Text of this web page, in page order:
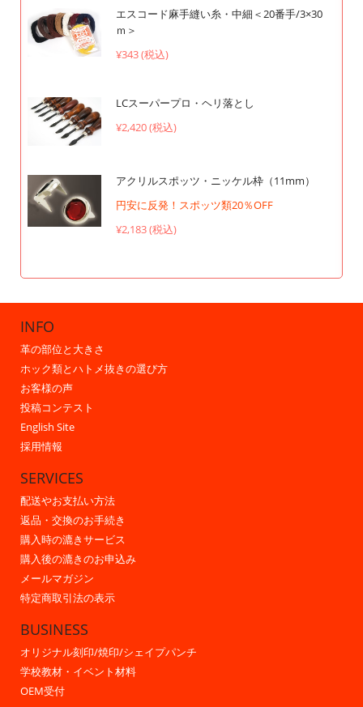
エスコード麻手縫い糸・中細＜20番手/3×30
ｍ＞
¥343 (税込)
LCスーパープロ・ヘリ落とし
¥2,420 (税込)
アクリルスポッツ・ニッケル枠（11mm）
円安に反発！スポッツ類20％OFF
¥2,183 (税込)
INFO
革の部位と大きさ
ホック類とハトメ抜きの選び方
お客様の声
投稿コンテスト
English Site
採用情報
SERVICES
配送やお支払い方法
返品・交換のお手続き
購入時の漉きサービス
購入後の漉きのお申込み
メールマガジン
特定商取引法の表示
BUSINESS
オリジナル刻印/焼印/シェイプパンチ
学校教材・イベント材料
OEM受付